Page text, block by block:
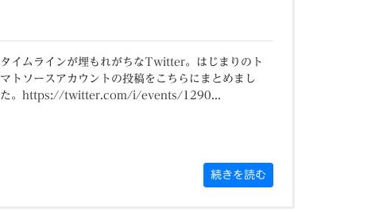
タイムラインが埋もれがちなTwitter。はじまりのト
マトソースアカウントの投稿をこちらにまとめまし
た。https://twitter.com/i/events/1290...
続きを読む